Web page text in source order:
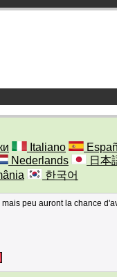
Italiano
Nederlands
日本
한국어
peu auront la chance